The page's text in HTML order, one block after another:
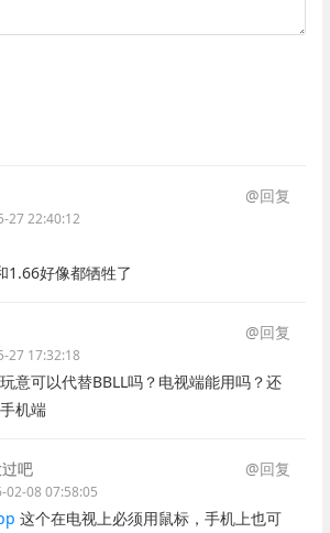
@回复
27 22:40:12
1.66好像都牺牲了
@回复
27 17:32:18
意可以代替BBLL吗？电视端能用吗？还
机端
吧 @回复
02-08 07:58:05
这个在电视上必须用鼠标，手机上也可